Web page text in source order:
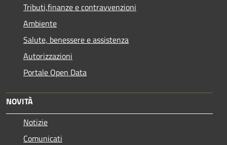
Tributi,finanze e contravvenzioni
Ambiente
Salute, benessere e assistenza
Autorizzazioni
Portale Open Data
NOVITÀ
Notizie
Comunicati